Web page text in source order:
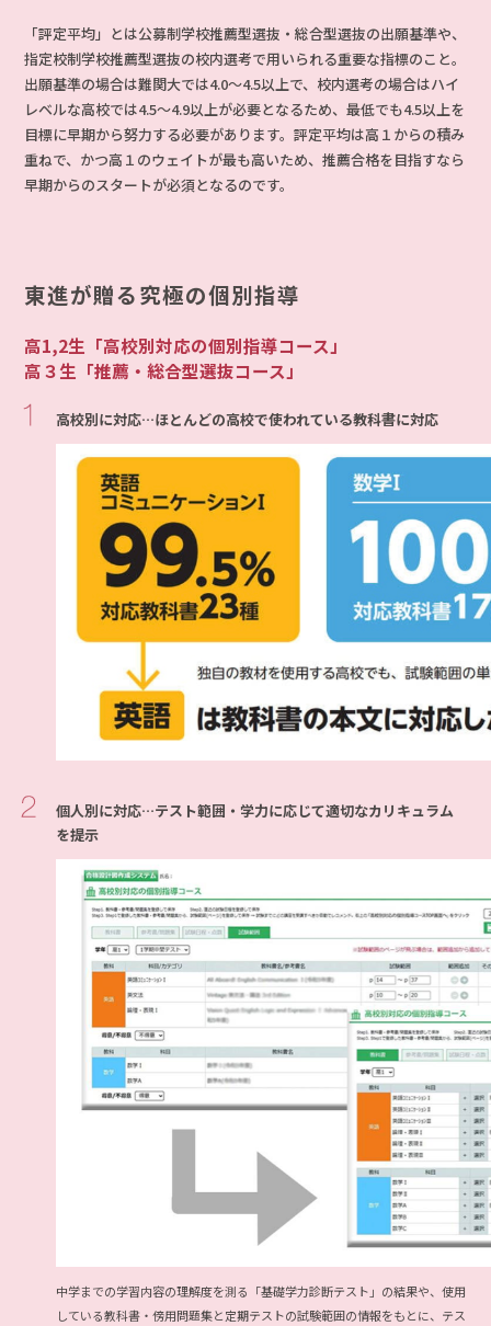
「評定平均」とは公募制学校推薦型選抜・総合型選抜の出願基準や、
指定校制学校推薦型選抜の校内選考で用いられる重要な指標のこと。
出願基準の場合は難関大では4.0～4.5以上で、校内選考の場合はハイ
レベルな高校では4.5～4.9以上が必要となるため、最低でも4.5以上を
目標に早期から努力する必要があります。評定平均は高１からの積み
重ねで、かつ高１のウェイトが最も高いため、推薦合格を目指すなら
早期からのスタートが必須となるのです。
東進が贈る究極の個別指導
高1,2生「高校別対応の個別指導コース」
高３生「推薦・総合型選抜コース」
高校別に対応…ほとんどの高校で使われている教科書に対応
個人別に対応…テスト範囲・学力に応じて適切なカリキュラム
を提示
中学までの学習内容の理解度を測る「基礎学力診断テスト」の結果や、使用
している教科書・傍用問題集と定期テストの試験範囲の情報をもとに、テス